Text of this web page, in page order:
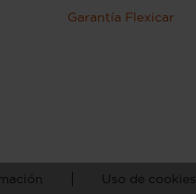
Garantía Flexicar
Uso de cookies